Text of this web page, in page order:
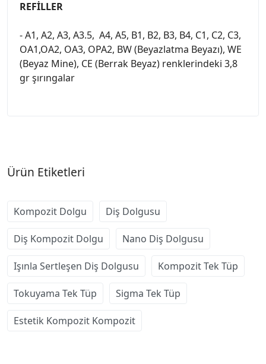
REFİLLER
- A1, A2, A3, A3.5, A4, A5, B1, B2, B3, B4, C1, C2, C3,
OA1,OA2, OA3, OPA2, BW (Beyazlatma Beyazı), WE
(Beyaz Mine), CE (Berrak Beyaz) renklerindeki 3,8
gr şırıngalar
Ürün Etiketleri
Kompozit Dolgu Diş Dolgusu
Diş Kompozit Dolgu Nano Diş Dolgusu
Işınla Sertleşen Diş Dolgusu Kompozit Tek Tüp
Tokuyama Tek Tüp Sigma Tek Tüp
Estetik Kompozit Kompozit